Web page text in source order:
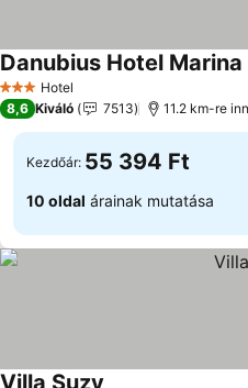
3 Kategória
Hotel
Danubius Hotel Marina
8,6 Kiváló 7513 11.2 km-re
Kezdőár: 55 394 Ft
10 oldal árainak mutatása
Villa Suzy